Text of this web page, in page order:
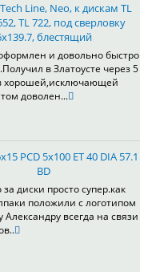
Line, Neo, к дискам TL
TL 722, под сверловку
блестящий
и довольно быстро
в Златоусте через 5
хорошей,исключающей
доволен...
PCD 5x100 ET 40 DIA 57.1
BD
диски просто супер.как
положили с логотипом
всегда на связи